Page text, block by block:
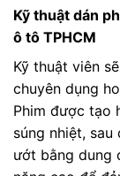
Kỹ thuật dán
ô tô TPHCM
Kỹ thuật viên
chuyên dụng
Phim được tạo
súng nhiệt,
ướt bằng dung